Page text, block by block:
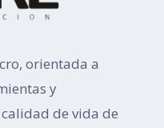
orientada a
y
de vida de